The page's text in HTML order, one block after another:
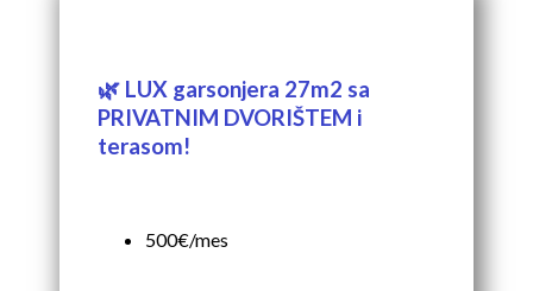
🌿 LUX garsonjera 27m2 sa
PRIVATNIM DVORIŠTEM i
terasom!
500€/mes